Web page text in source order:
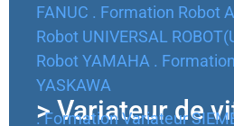
Formations en
Automates programmables
advanced et WinCC
FANUC . Formation Robot
Robot UNIVERSAL
Robot YAMAHA .
YASKAWA
> Variateur de
. Formation Variateur